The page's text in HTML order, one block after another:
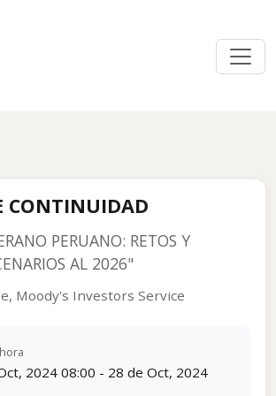
CONTINUIDAD
PERUANO: RETOS Y
AL 2026"
Moody's Investors Service
2024 08:00 - 28 de Oct, 2024